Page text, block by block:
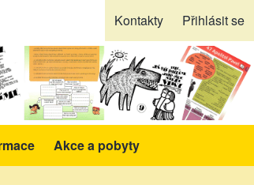
Kontakty Přihlásit se
navigation
Akce a pobyty